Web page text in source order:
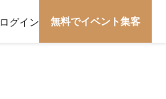
ログイン 無料でイベント集客